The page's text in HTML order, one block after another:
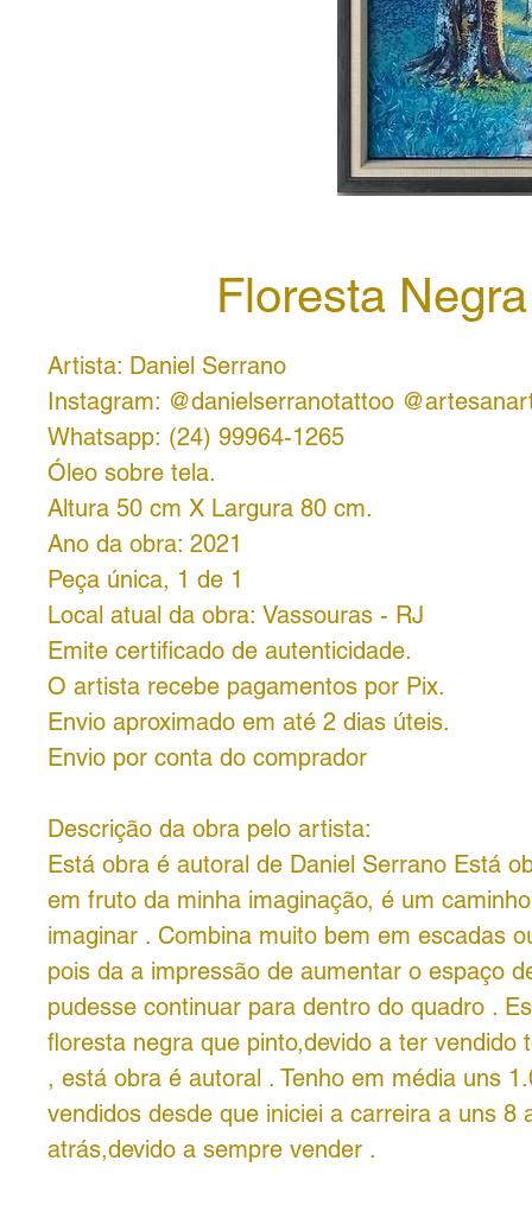
Floresta Negra
Artista: Daniel Serrano
Instagram: @danielserranotattoo
Whatsapp: (24) 99964-1265
Óleo sobre tela.
Altura 50 cm X Largura 80 cm.
Ano da obra: 2021
Peça única, 1 de 1
Local atual da obra: Vassouras - RJ
Emite certificado de autenticidade.
O artista recebe pagamentos por Pix.
Envio aproximado em até 2 dias úteis.
Envio por conta do comprador
Descrição da obra pelo artista:
Está obra é autoral de Daniel Serrano Está
em fruto da minha imaginação, é um
imaginar . Combina muito bem em escadas
pois da a impressão de aumentar o espaço
pudesse continuar para dentro do quadro .
floresta negra que pinto,devido a ter vendido
, está obra é autoral . Tenho em média uns
vendidos desde que iniciei a carreira a uns 8
atrás,devido a sempre vender .